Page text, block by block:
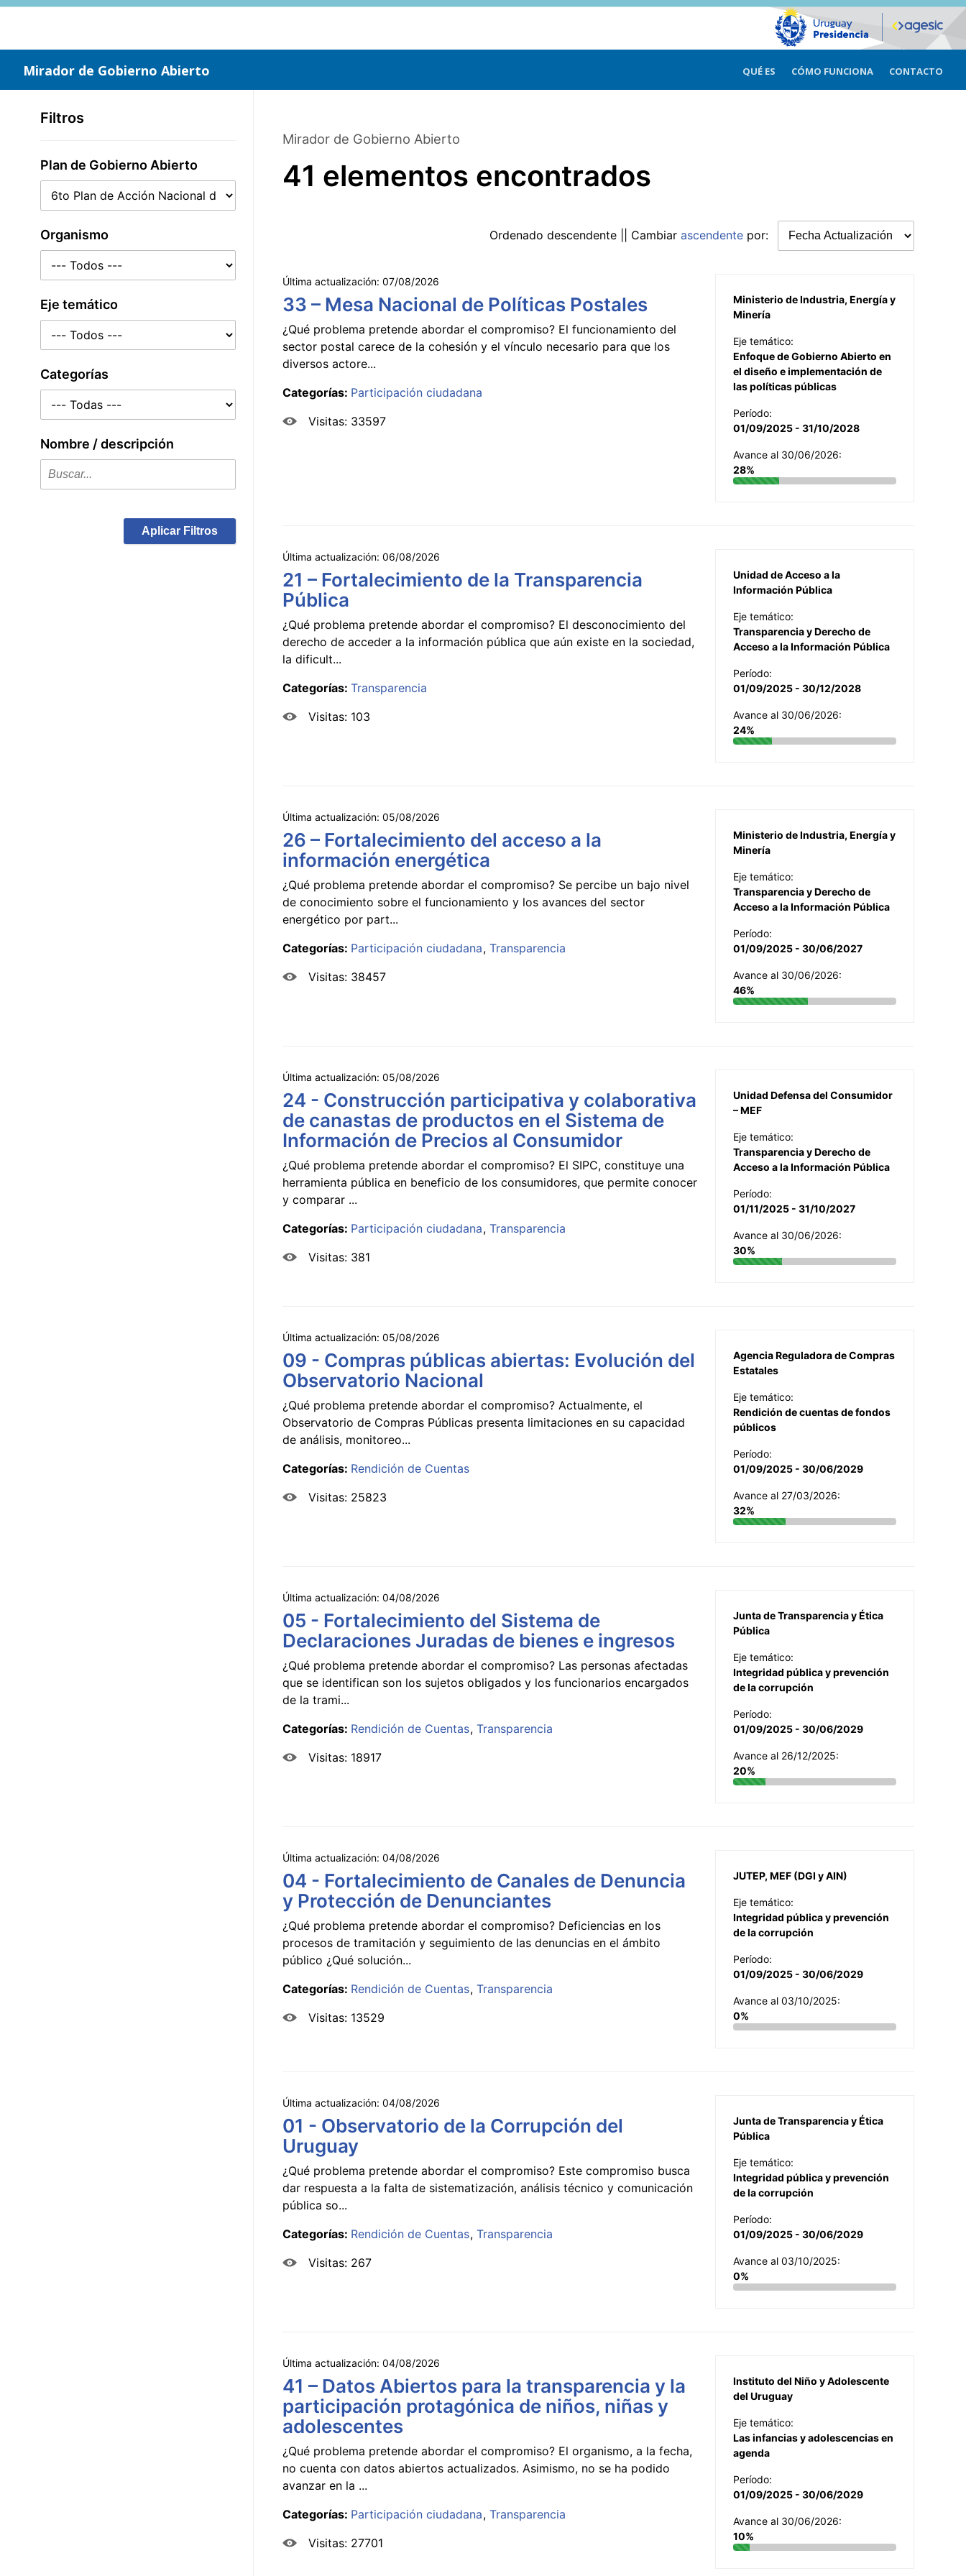
Saltar
Mirador de Gobierno Abierto QUÉ ES CÓMO FUNCIONA CONTACTO
Filtros
Plan de Gobierno Abierto
Organismo
Eje temático
Categorías
Nombre / descripción
Aplicar Filtros
Mirador de Gobierno Abierto
41 elementos encontrados
Ordenado descendente || Cambiar ascendente por:
Última actualización: 07/08/2026
33 – Mesa Nacional de Políticas Postales
¿Qué problema pretende abordar el compromiso? El funcionamiento del
sector postal carece de la cohesión y el vínculo necesario para que los
diversos actore...
Categorías: Participación ciudadana
Visitas: 33597
Ministerio de Industria, Energía y
Minería
Eje temático:
Enfoque de Gobierno Abierto en
el diseño e implementación de
las políticas públicas
Período:
01/09/2025 - 31/10/2028
Avance al 30/06/2026:
28%
Última actualización: 06/08/2026
21 – Fortalecimiento de la Transparencia
Pública
¿Qué problema pretende abordar el compromiso? El desconocimiento del
derecho de acceder a la información pública que aún existe en la sociedad,
la dificult...
Categorías: Transparencia
Visitas: 103
Unidad de Acceso a la
Información Pública
Eje temático:
Transparencia y Derecho de
Acceso a la Información Pública
Período:
01/09/2025 - 30/12/2028
Avance al 30/06/2026:
24%
Última actualización: 05/08/2026
26 – Fortalecimiento del acceso a la
información energética
¿Qué problema pretende abordar el compromiso? Se percibe un bajo nivel
de conocimiento sobre el funcionamiento y los avances del sector
energético por part...
Categorías: Participación ciudadana Transparencia
Visitas: 38457
Ministerio de Industria, Energía y
Minería
Eje temático:
Transparencia y Derecho de
Acceso a la Información Pública
Período:
01/09/2025 - 30/06/2027
Avance al 30/06/2026:
46%
Última actualización: 05/08/2026
24 - Construcción participativa y colaborativa
de canastas de productos en el Sistema de
Información de Precios al Consumidor
¿Qué problema pretende abordar el compromiso? El SIPC, constituye una
herramienta pública en beneficio de los consumidores, que permite conocer
y comparar ...
Categorías: Participación ciudadana Transparencia
Visitas: 381
Unidad Defensa del Consumidor
– MEF
Eje temático:
Transparencia y Derecho de
Acceso a la Información Pública
Período:
01/11/2025 - 31/10/2027
Avance al 30/06/2026:
30%
Última actualización: 05/08/2026
09 - Compras públicas abiertas: Evolución del
Observatorio Nacional
¿Qué problema pretende abordar el compromiso? Actualmente, el
Observatorio de Compras Públicas presenta limitaciones en su capacidad
de análisis, monitoreo...
Categorías: Rendición de Cuentas
Visitas: 25823
Agencia Reguladora de Compras
Estatales
Eje temático:
Rendición de cuentas de fondos
públicos
Período:
01/09/2025 - 30/06/2029
Avance al 27/03/2026:
32%
Última actualización: 04/08/2026
05 - Fortalecimiento del Sistema de
Declaraciones Juradas de bienes e ingresos
¿Qué problema pretende abordar el compromiso? Las personas afectadas
que se identifican son los sujetos obligados y los funcionarios encargados
de la trami...
Categorías: Rendición de Cuentas Transparencia
Visitas: 18917
Junta de Transparencia y Ética
Pública
Eje temático:
Integridad pública y prevención
de la corrupción
Período:
01/09/2025 - 30/06/2029
Avance al 26/12/2025:
20%
Última actualización: 04/08/2026
04 - Fortalecimiento de Canales de Denuncia
y Protección de Denunciantes
¿Qué problema pretende abordar el compromiso? Deficiencias en los
procesos de tramitación y seguimiento de las denuncias en el ámbito
público ¿Qué solución...
Categorías: Rendición de Cuentas Transparencia
Visitas: 13529
JUTEP, MEF (DGI y AIN)
Eje temático:
Integridad pública y prevención
de la corrupción
Período:
01/09/2025 - 30/06/2029
Avance al 03/10/2025:
0%
Última actualización: 04/08/2026
01 - Observatorio de la Corrupción del
Uruguay
¿Qué problema pretende abordar el compromiso? Este compromiso busca
dar respuesta a la falta de sistematización, análisis técnico y comunicación
pública so...
Categorías: Rendición de Cuentas Transparencia
Visitas: 267
Junta de Transparencia y Ética
Pública
Eje temático:
Integridad pública y prevención
de la corrupción
Período:
01/09/2025 - 30/06/2029
Avance al 03/10/2025:
0%
Última actualización: 04/08/2026
41 – Datos Abiertos para la transparencia y la
participación protagónica de niños, niñas y
adolescentes
¿Qué problema pretende abordar el compromiso? El organismo, a la fecha,
no cuenta con datos abiertos actualizados. Asimismo, no se ha podido
avanzar en la ...
Categorías: Participación ciudadana Transparencia
Visitas: 27701
Instituto del Niño y Adolescente
del Uruguay
Eje temático:
Las infancias y adolescencias en
agenda
Período:
01/09/2025 - 30/06/2029
Avance al 30/06/2026:
10%